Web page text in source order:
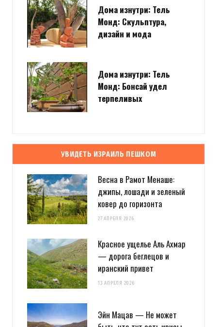
Дома изнутри: Тель
Монд: Скульптура,
дизайн и мода
Дома изнутри: Тель
Монд: Бонсай удел
терпеливых
УВИДЕТЬ ИЗРАИЛЬ ПЕШКОМ
Весна в Рамот Менаше:
джипы, лошади и зеленый
ковер до горизонта
27 АПРЕЛЯ 2026
Красное ущелье Аль Ахмар
— дорога беглецов и
иранский привет
13 АПРЕЛЯ 2026
Эйн Мацав — Не может